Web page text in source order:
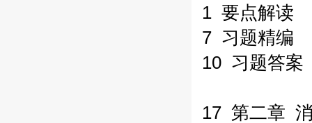
1 要点解读
7 习题精编
10 习题答案
17 第二章